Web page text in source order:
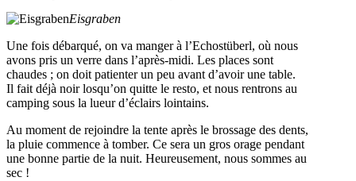
Eisgraben
Une fois débarqué, on va manger à l’Echostüberl, où nous
avons pris un verre dans l’après-midi. Les places sont
chaudes ; on doit patienter un peu avant d’avoir une table.
Il fait déjà noir losqu’on quitte le resto, et nous rentrons au
camping sous la lueur d’éclairs lointains.
Au moment de rejoindre la tente après le brossage des dents,
la pluie commence à tomber. Ce sera un gros orage pendant
une bonne partie de la nuit. Heureusement, nous sommes au
sec !